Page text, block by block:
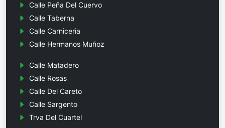
Calle Peña Del Cuervo
Calle Taberna
Calle Carniceria
Calle Hermanos Muñoz
Calle Matadero
Calle Rosas
Calle Del Careto
Calle Sargento
Trva Del Cuartel